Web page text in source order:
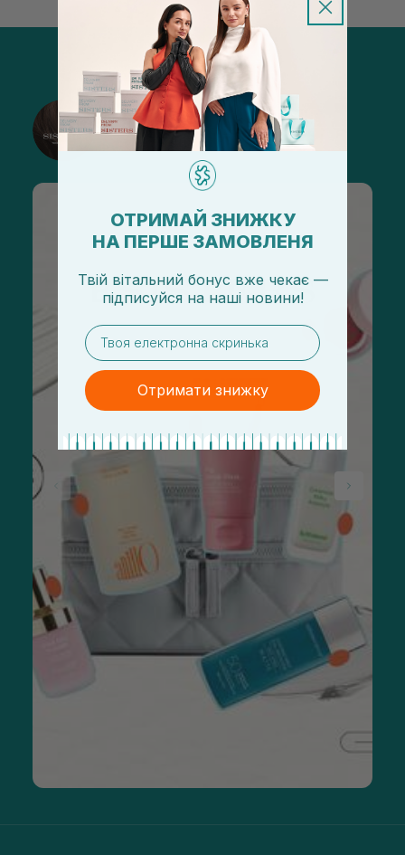
@sisters_stelmakh в Instagram
Підписатися
ОТРИМАЙ ЗНИЖКУ
НА ПЕРШЕ ЗАМОВЛЕНЯ
Твій вітальний бонус вже чекає —
підписуйся на наші новини!
email
Отримати знижку